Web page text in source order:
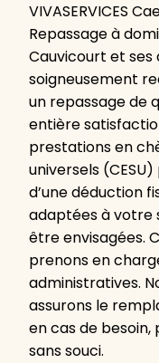
VIVASERVICES
Repassage à
Cauvicourt et ses
soigneusement
un repassage de
entière
prestations en
universels
d’une déduction
adaptées à votre
être envisagées.
prenons en
administratives.
assurons le
en cas de
sans souci.